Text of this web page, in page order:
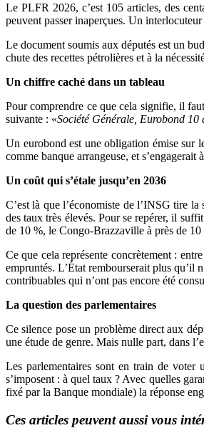
Le PLFR 2026, c’est 105 articles, des
peuvent passer inaperçues. Un
Le document soumis aux députés est un
chute des recettes pétrolières et à la
Un chiffre caché dans un tableau
Pour comprendre ce que cela signifie, il
suivante : «Société Générale, Eurobond
Un eurobond est une obligation émise sur
comme banque arrangeuse, et
Un coût qui s’étale jusqu’en 2036
C’est là que l’économiste de l’INSG tire
des taux très élevés. Pour se repérer, il
de 10 %, le Congo-Brazzaville à près de
Ce que cela représente concrètement :
empruntés. L’État rembourserait plus qu’il
contribuables qui n’ont pas encore été
La question des parlementaires
Ce silence pose un problème direct aux
une étude de genre. Mais nulle part, dans
Les parlementaires sont en train de voter
s’imposent : à quel taux ? Avec quelles
fixé par la Banque mondiale) la réponse
Ces articles peuvent aussi vous